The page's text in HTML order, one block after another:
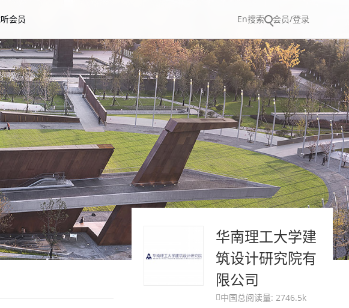
会员 En搜索 会员/登录
华南理工大学建
筑设计研究院有
限公司
 中国总阅读量: 2746.5k